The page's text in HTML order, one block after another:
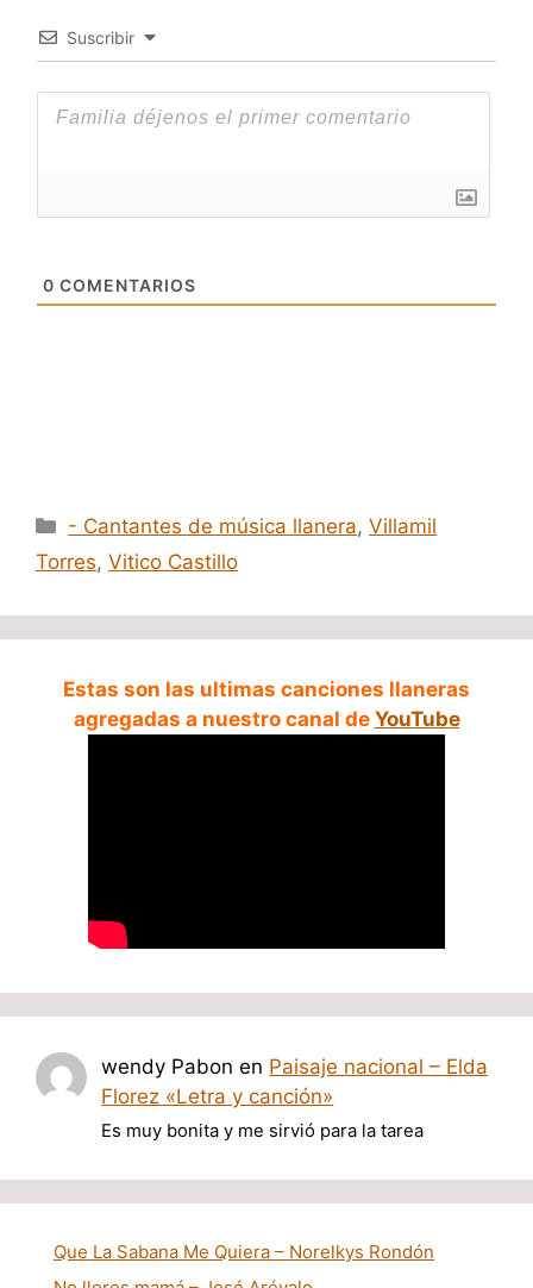
Suscribir
0 COMENTARIOS
Categorías
- Cantantes de música llanera,Villamil
Torres, Vitico Castillo
Estas son las ultimas canciones llaneras
agregadas a nuestro canal de YouTube
wendy Pabon en Paisaje nacional – Elda
Florez «Letra y canción»
Es muy bonita y me sirvió para la tarea
Que La Sabana Me Quiera – Norelkys Rondón